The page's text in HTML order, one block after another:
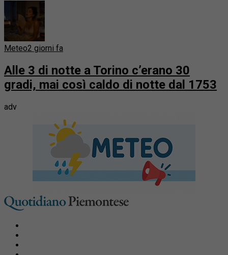
Meteo2 giorni fa
Alle 3 di notte a Torino c’erano 30
gradi, mai così caldo di notte dal 1753
adv